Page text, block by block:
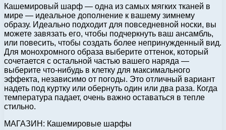
Кашемировый шарф — одна из самых мягких тканей в
мире — идеальное дополнение к вашему зимнему
образу. Идеально подходит для повседневной носки, вы
можете завязать его, чтобы подчеркнуть ваш ансамбль,
или повесить, чтобы создать более непринужденный вид.
Для монохромного образа выберите оттенок, который
сочетается с остальной частью вашего наряда —
выберите что-нибудь в клетку для максимального
эффекта, независимо от погоды. Это отличный вариант
надеть под куртку или обернуть один или два раза. Когда
температура падает, очень важно оставаться в тепле
стильно.
МАГАЗИН: Кашемировые шарфы